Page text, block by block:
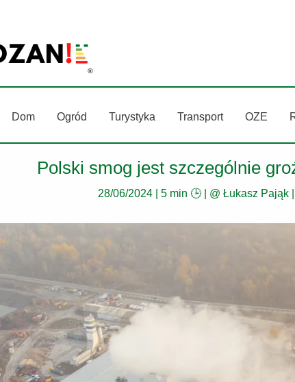
Dom Ogród Turystyka Transport OZE
Polski smog jest szczególnie
28/06/2024 5 min 🕒 | @ Łukasz Pająk